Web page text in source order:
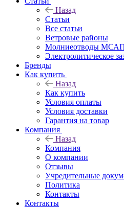
Назад
Статьи
Все статьи
Ветровые районы
Молниеотводы
Электролитическое
Бренды
Как купить
Назад
Как купить
Условия оплаты
Условия доставки
Гарантия на товар
Компания
Назад
Компания
О компании
Отзывы
Учредительные
Политика
Контакты
Контакты